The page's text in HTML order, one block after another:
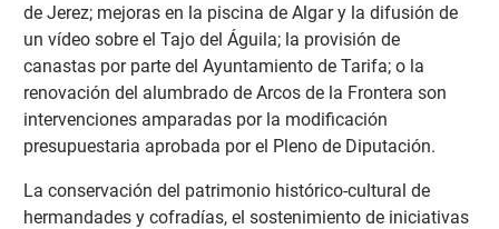
de Jerez; mejoras en la piscina de Algar y la difusión de
un vídeo sobre el Tajo del Águila; la provisión de
canastas por parte del Ayuntamiento de Tarifa; o la
renovación del alumbrado de Arcos de la Frontera son
intervenciones amparadas por la modificación
presupuestaria aprobada por el Pleno de Diputación.
La conservación del patrimonio histórico-cultural de
hermandades y cofradías, el sostenimiento de iniciativas